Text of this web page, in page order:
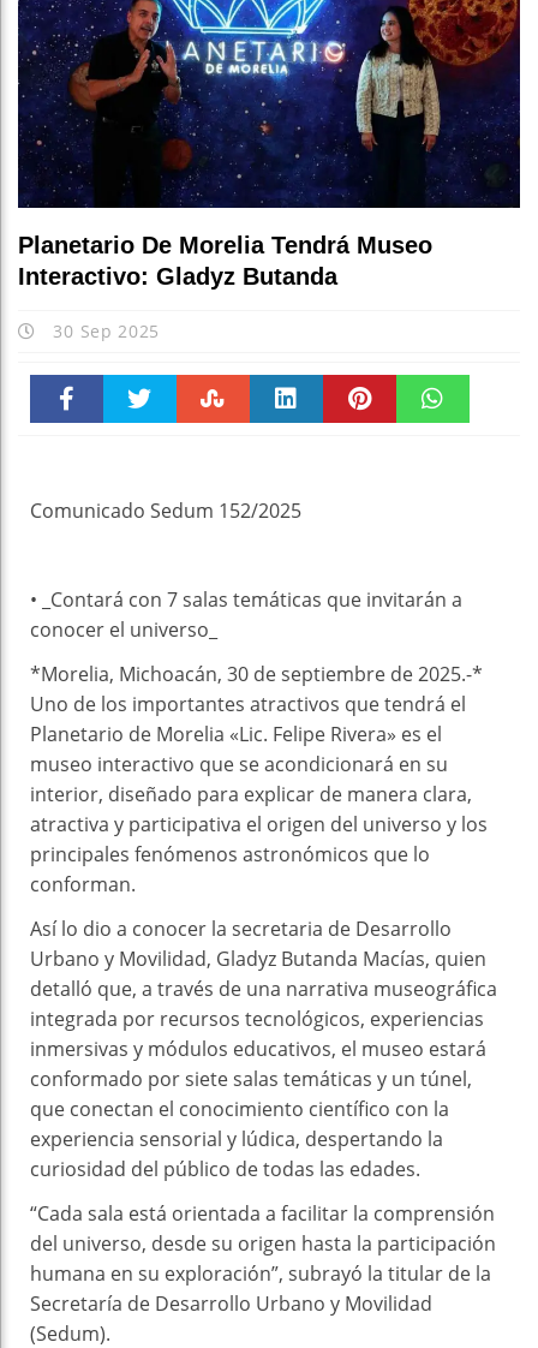
Planetario De Morelia Tendrá Museo
Interactivo: Gladyz Butanda
30 Sep 2025
Comunicado Sedum 152/2025
• _Contará con 7 salas temáticas que invitarán a
conocer el universo_
*Morelia, Michoacán, 30 de septiembre de 2025.-*
Uno de los importantes atractivos que tendrá el
Planetario de Morelia «Lic. Felipe Rivera» es el
museo interactivo que se acondicionará en su
interior, diseñado para explicar de manera clara,
atractiva y participativa el origen del universo y los
principales fenómenos astronómicos que lo
conforman.
Así lo dio a conocer la secretaria de Desarrollo
Urbano y Movilidad, Gladyz Butanda Macías, quien
detalló que, a través de una narrativa museográfica
integrada por recursos tecnológicos, experiencias
inmersivas y módulos educativos, el museo estará
conformado por siete salas temáticas y un túnel,
que conectan el conocimiento científico con la
experiencia sensorial y lúdica, despertando la
curiosidad del público de todas las edades.
“Cada sala está orientada a facilitar la comprensión
del universo, desde su origen hasta la participación
humana en su exploración”, subrayó la titular de la
Secretaría de Desarrollo Urbano y Movilidad
(Sedum).